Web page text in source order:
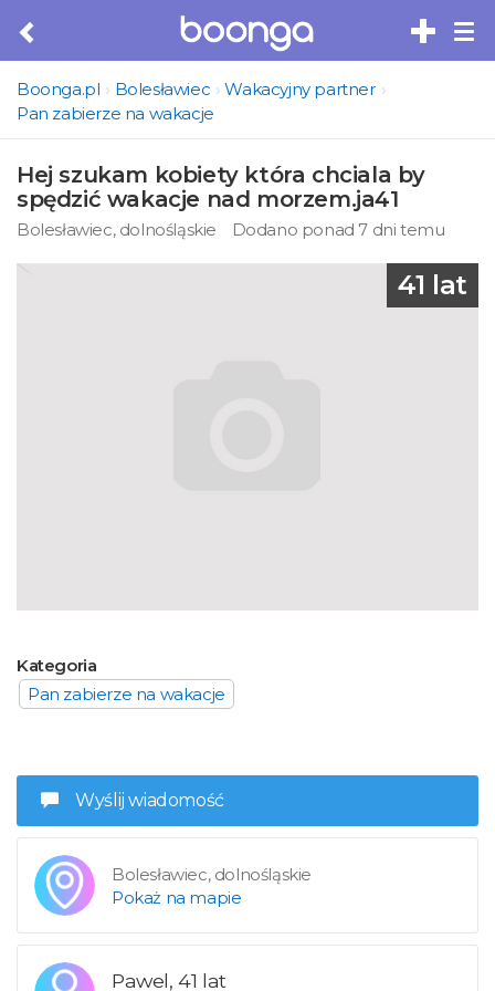
Boonga.pl
Bolesławiec
Wakacyjny partner
Pan zabierze na wakacje
Hej szukam kobiety która chciala by
spędzić wakacje nad morzem.ja41
Bolesławiec, dolnośląskie Dodano ponad 7 dni temu
41 lat
Kategoria
Pan zabierze na wakacje
Wyślij wiadomość
Bolesławiec, dolnośląskie
Pokaż na mapie
Pawel, 41 lat